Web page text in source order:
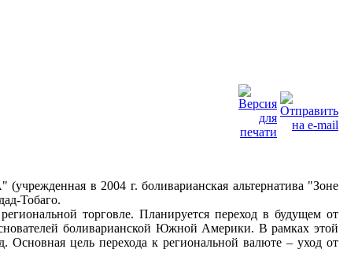
(учрежденная в 2004 г. боливарианская альтернатива "Зоне
Тобаго.
торговле. Планируется переход в будущем от
боливарианской Южной Америки. В рамках этой
цель перехода к региональной валюте – уход от